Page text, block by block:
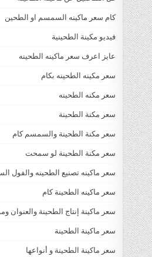
كام سعر ماكينه السمسم او الطحين
فيديو مكينة الطحينية
عايز اعرف سعر ماكينه الطحينه
سعر مكينه الطحينه بكام
سعر مكنه الطحينه
سعر مكنة الطحينة
سعر مكنة الطحينة والسمسم كام
سعر مكنة الطحينة لو سمحت
سعر ماكينه تصنيع الطحينه والفول
سعر ماكينه الطحينة كام
سعر ماكينة إنتاج الطحينة والعنوان
سعر ماكينة الطحينة
سعر ماكينة الطحينة و أنواعها